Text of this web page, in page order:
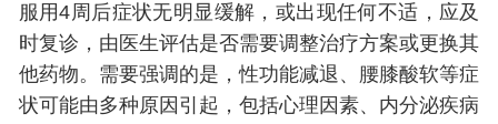
服用4周后症状无明显缓解，或出现任何不适，应及
时复诊，由医生评估是否需要调整治疗方案或更换其
他药物。需要强调的是，性功能减退、腰膝酸软等症
状可能由多种原因引起，包括心理因素、内分泌疾病